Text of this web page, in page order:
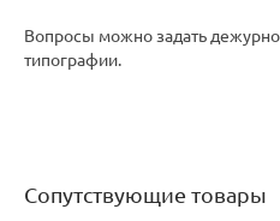
Вопросы можно задать
типографии.
Сопутствующие товары